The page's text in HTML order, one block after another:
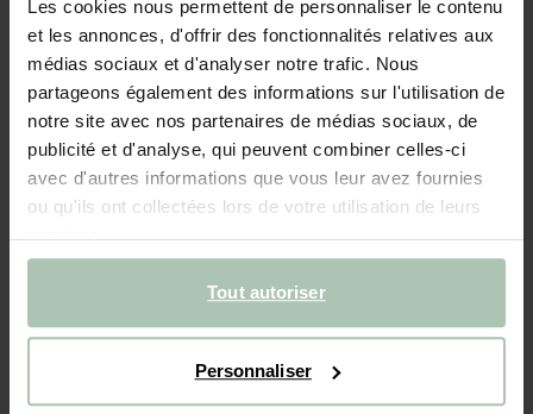
Les cookies nous permettent de personnaliser le contenu
et les annonces, d'offrir des fonctionnalités relatives aux
médias sociaux et d'analyser notre trafic. Nous
partageons également des informations sur l'utilisation de
notre site avec nos partenaires de médias sociaux, de
publicité et d'analyse, qui peuvent combiner celles-ci
avec d'autres informations que vous leur avez fournies
ou qu'ils ont collectées lors de votre utilisation de leurs
services.
Tout autoriser
Personnaliser
- 30%
Serviette d'invité avec imprimé fleuri - beige
8.996.29
Taille sélectionnée: Onesize
Livraison rapide
Délai de rétractation de 14 jours